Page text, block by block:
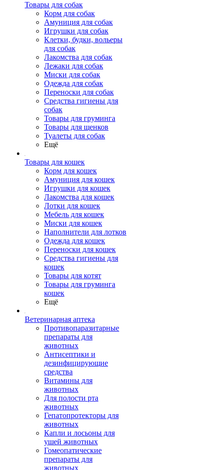
Товары для собак
Корм для собак
Амуниция для собак
Игрушки для собак
Клетки, будки, вольеры
для собак
Лакомства для собак
Лежаки для собак
Миски для собак
Одежда для собак
Переноски для собак
Средства гигиены для
собак
Товары для груминга
Товары для щенков
Туалеты для собак
Ещё
Товары для кошек
Корм для кошек
Амуниция для кошек
Игрушки для кошек
Лакомства для кошек
Лотки для кошек
Мебель для кошек
Миски для кошек
Наполнители для лотков
Одежда для кошек
Переноски для кошек
Средства гигиены для
кошек
Товары для котят
Товары для груминга
кошек
Ещё
Ветеринарная аптека
Противопаразитарные
препараты для
животных
Антисептики и
дезинфицирующие
средства
Витамины для
животных
Для полости рта
животных
Гепатопротекторы для
животных
Капли и лосьоны для
ушей животных
Гомеопатические
препараты для
животных